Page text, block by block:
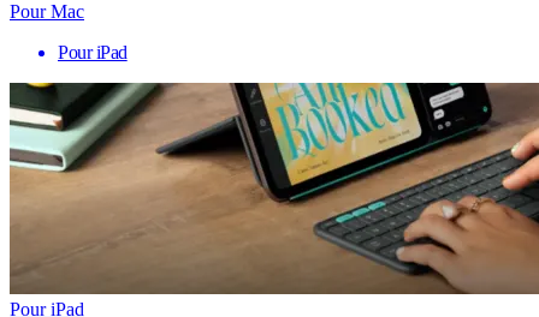
Pour Mac
Pour iPad
Pour iPad